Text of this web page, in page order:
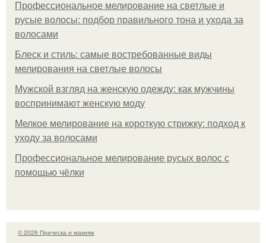
Профессиональное мелирование на светлые и
русые волосы: подбор правильного тона и ухода за
волосами
Блеск и стиль: самые востребованные виды
мелирования на светлые волосы
Мужской взгляд на женскую одежду: как мужчины
воспринимают женскую моду
Мелкое мелирование на короткую стрижку: подход к
уходу за волосами
Профессиональное мелирование русых волос с
помощью чёлки
© 2026 Прическа и макияж